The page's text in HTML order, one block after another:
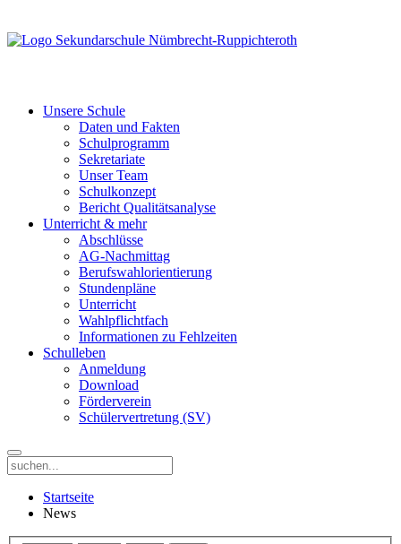
Unsere Schule
Daten und Fakten
Schulprogramm
Sekretariate
Unser Team
Schulkonzept
Bericht Qualitätsanalyse
Unterricht & mehr
Abschlüsse
AG-Nachmittag
Berufswahlorientierung
Stundenpläne
Unterricht
Wahlpflichtfach
Informationen zu Fehlzeiten
Schulleben
Anmeldung
Download
Förderverein
Schülervertretung (SV)
Startseite
News